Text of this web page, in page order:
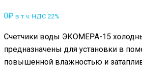
0₽ в т.ч. НДС 22%
Счетчики воды ЭКОМЕРА-15
предназначены для установки в
повышенной влажностью и